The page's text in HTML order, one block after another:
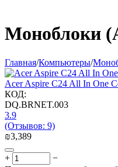
Моноблоки
Главная/Компьютеры/
Acer Aspire C24 All In One
КОД:
DQ.BRNET.003
3.9
(Отзывов: 9)
₪3,389
+
−